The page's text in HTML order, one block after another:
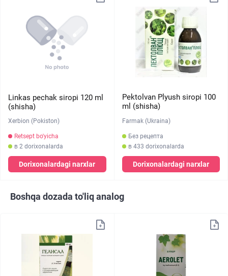
Linkas pechak siropi 120 ml
(shisha)
Xerbion (Pokiston)
Retsept bo'yicha
в 2 dorixonalarda
Dorixonalardagi narxlar
Pektolvan Plyush siropi 100
ml (shisha)
Farmak (Ukraina)
Без рецепта
в 433 dorixonalarda
Dorixonalardagi narxlar
Boshqa dozada to'liq analog